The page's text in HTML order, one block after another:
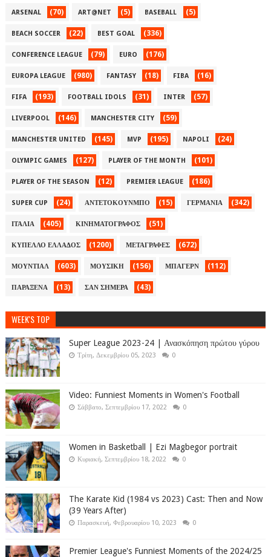
ARSENAL (70) ART@NET (5) BASEBALL (5)
BEACH SOCCER (22) BEST GOAL (336)
CONFERENCE LEAGUE (79) EURO (176)
EUROPA LEAGUE (980) FANTASY (18) FIBA (16)
FIFA (193) FOOTBALL IDOLS (31) INTER (57)
LIVERPOOL (146) MANCHESTER CITY (59)
MANCHESTER UNITED (145) MVP (195) NAPOLI (24)
OLYMPIC GAMES (127) PLAYER OF THE MONTH (101)
PLAYER OF THE SEASON (12) PREMIER LEAGUE (186)
SUPER CUP (24) ΑΝΤΕΤΟΚΟΥΝΜΠΟ (15) ΓΕΡΜΑΝΙΑ (342)
ΙΤΑΛΙΑ (405) ΚΙΝΗΜΑΤΟΓΡΑΦΟΣ (51)
ΚΥΠΕΛΛΟ ΕΛΛΑΔΟΣ (1200) ΜΕΤΑΓΡΑΦΕΣ (672)
ΜΟΥΝΤΙΑΛ (603) ΜΟΥΣΙΚΗ (156) ΜΠΑΓΕΡΝ (112)
ΠΑΡΑΞΕΝΑ (13) ΣΑΝ ΣΗΜΕΡΑ (43)
WEEK'S TOP
Super League 2023-24 | Ανασκόπηση πρώτου γύρου
Τρίτη, Δεκεμβρίου 05, 2023 0
Video: Funniest Moments in Women's Football
Σάββατο, Σεπτεμβρίου 17, 2022 0
Women in Basketball | Ezi Magbegor portrait
Κυριακή, Σεπτεμβρίου 18, 2022 0
The Karate Kid (1984 vs 2023) Cast: Then and Now
(39 Years After)
Παρασκευή, Φεβρουαρίου 10, 2023 0
Premier League's Funniest Moments of the 2024/25